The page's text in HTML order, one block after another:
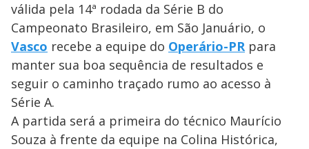
válida pela 14ª rodada da Série B do
Campeonato Brasileiro, em São Januário, o
Vasco recebe a equipe do Operário-PRpara
manter sua boa sequência de resultados e
seguir o caminho traçado rumo ao acesso à
Série A.
A partida será a primeira do técnico Maurício
Souza à frente da equipe na Colina Histórica,